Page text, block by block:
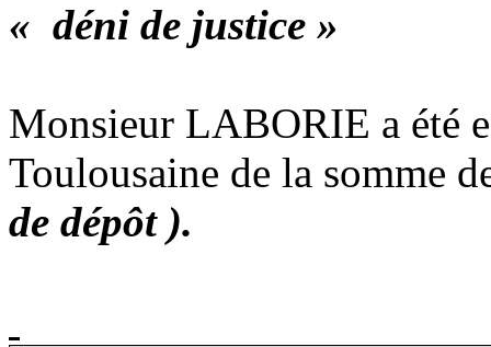
« déni de justice »
Monsieur LABORIE a été
Toulousaine de la somme
de dépôt ).